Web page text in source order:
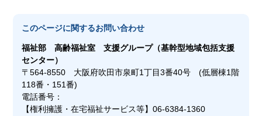
このページに関するお問い合わせ
福祉部高齢福祉室 支援グループ（基幹型地域包括支援
センター）
〒564-8550 大阪府吹田市泉町1丁目3番40号 (低層棟1階
118番・151番)
電話番号：
【権利擁護・在宅福祉サービス等】06-6384-1360